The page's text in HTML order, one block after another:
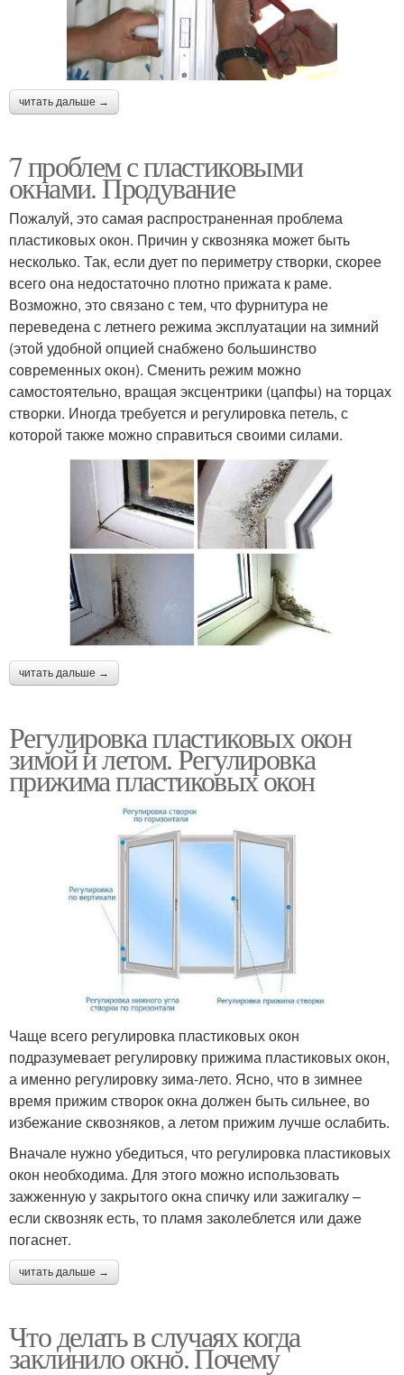
читать дальше →
7 проблем с пластиковыми
окнами. Продувание
Пожалуй, это самая распространенная проблема
пластиковых окон. Причин у сквозняка может быть
несколько. Так, если дует по периметру створки, скорее
всего она недостаточно плотно прижата к раме.
Возможно, это связано с тем, что фурнитура не
переведена с летнего режима эксплуатации на зимний
(этой удобной опцией снабжено большинство
современных окон). Сменить режим можно
самостоятельно, вращая эксцентрики (цапфы) на торцах
створки. Иногда требуется и регулировка петель, с
которой также можно справиться своими силами.
читать дальше →
Регулировка пластиковых окон
зимой и летом. Регулировка
прижима пластиковых окон
Чаще всего регулировка пластиковых окон
подразумевает регулировку прижима пластиковых окон,
а именно регулировку зима-лето. Ясно, что в зимнее
время прижим створок окна должен быть сильнее, во
избежание сквозняков, а летом прижим лучше ослабить.
Вначале нужно убедиться, что регулировка пластиковых
окон необходима. Для этого можно использовать
зажженную у закрытого окна спичку или зажигалку –
если сквозняк есть, то пламя заколеблется или даже
погаснет.
читать дальше →
Что делать в случаях когда
заклинило окно. Почему